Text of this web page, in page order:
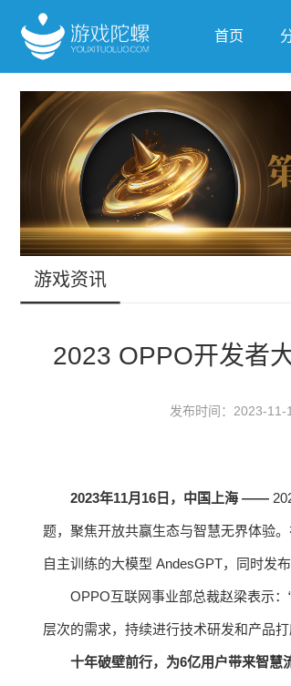
首页
抢滩全球
跨界Talk
游戏资讯
2023 OPPO开发者
发布时间：2023-
2023年11月 16 日，中国 上海 ——
题，聚焦开放共赢生态与智慧无界体验
自主训练的大模型 AndesGPT，同时发
OPPO互联网事业部总裁赵梁表示
层次的需求，持续进行技术研发和产品打
十年破壁前行，为6亿用户带来智慧